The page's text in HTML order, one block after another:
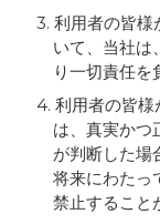
3. 利用者の皆様
いて、当社は
り一切責任を
4. 利用者の皆
は、真実かつ
が判断した場
将来にわたっ
禁止すること